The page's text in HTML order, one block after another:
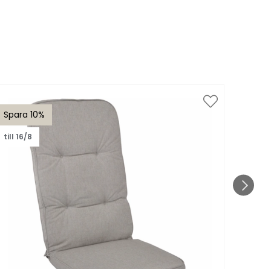
Spara 10%
till 16/8